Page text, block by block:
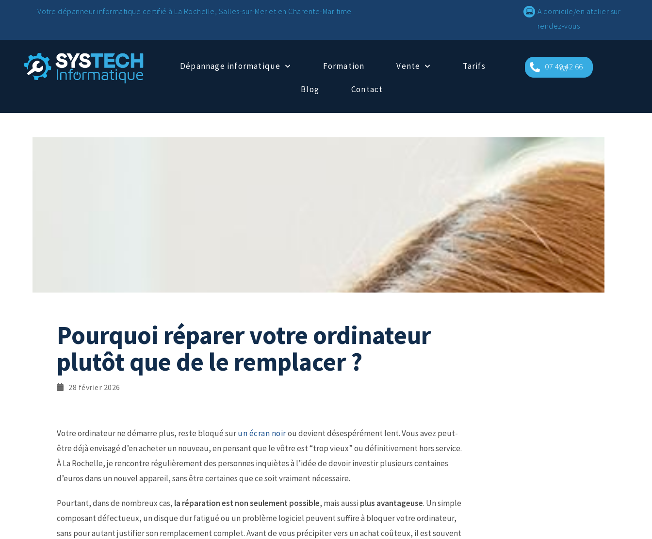
Votre dépanneur informatique certifié à La Rochelle, Salles-sur-Mer et en Charente-Maritime
A domicile/en atelier sur
rendez-vous
Dépannage informatique Formation Vente Tarifs
Blog Contact
07 49 42 66
63
Pourquoi réparer votre ordinateur
plutôt que de le remplacer ?
28 février 2026
Votre ordinateur ne démarre plus, reste bloqué surun écran noirou devient désespérément lent. Vous avez peut-
être déjà envisagé d’en acheter un nouveau, en pensant que le vôtre est “trop vieux” ou définitivement hors service.
À La Rochelle, je rencontre régulièrement des personnes inquiètes à l’idée de devoir investir plusieurs centaines
d’euros dans un nouvel appareil, sans être certaines que ce soit vraiment nécessaire.
Pourtant, dans de nombreux cas, la réparation est non seulement possible, mais aussi plus avantageuse. Un simple
composant défectueux, un disque dur fatigué ou un problème logiciel peuvent suffire à bloquer votre ordinateur,
sans pour autant justifier son remplacement complet. Avant de vous précipiter vers un achat coûteux, il est souvent